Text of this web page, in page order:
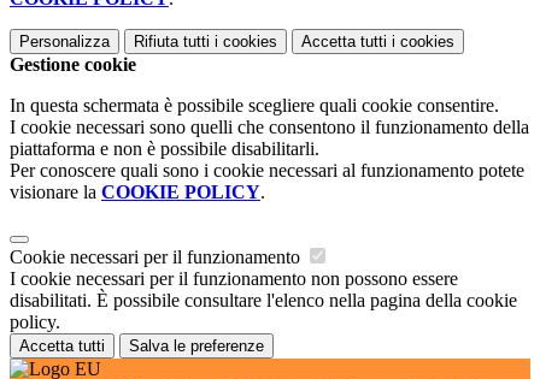
Personalizza Rifiuta tutti i cookies Accetta tutti i cookies
Gestione cookie
In questa schermata è possibile scegliere quali cookie consentire.
I cookie necessari sono quelli che consentono il funzionamento della
piattaforma e non è possibile disabilitarli.
Per conoscere quali sono i cookie necessari al funzionamento potete
visionare la COOKIE POLICY.
Cookie necessari per il funzionamento
I cookie necessari per il funzionamento non possono essere
disabilitati. È possibile consultare l'elenco nella pagina della cookie
policy.
Accetta tutti Salva le preferenze